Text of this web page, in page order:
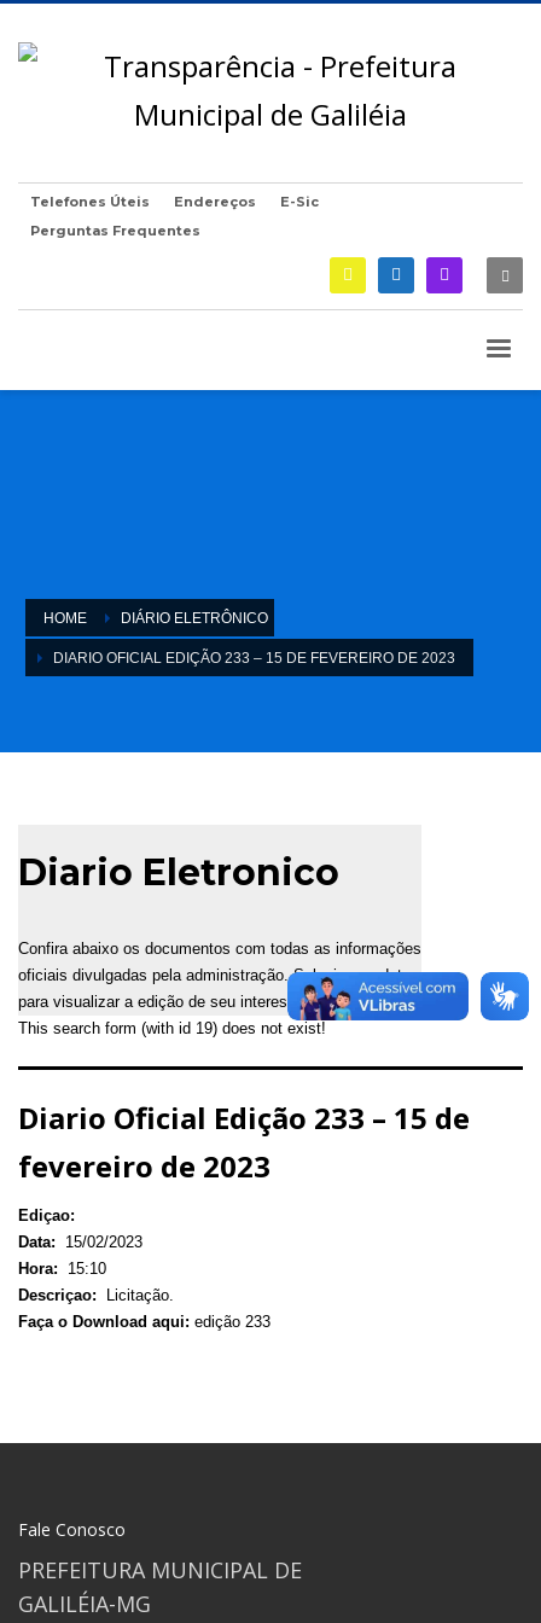
Telefones Úteis Endereços
E-Sic
Perguntas Frequentes
HOME DIÁRIO ELETRÔNICO
DIARIO OFICIAL EDIÇÃO 233 – 15 DE FEVEREIRO DE 2023
Diario Eletronico
Confira abaixo os documentos com todas as informações
oficiais divulgadas pela administração. Selecione a data
para visualizar a edição de seu interesse.
This search form (with id 19) does not exist!
Diario Oficial Edição 233 – 15 de
fevereiro de 2023
Ediçao:
Data:
15/02/2023
Hora:
15:10
Descriçao:
Licitação.
Faça o Download aqui: edição 233
Fale Conosco
PREFEITURA MUNICIPAL DE
GALILÉIA-MG